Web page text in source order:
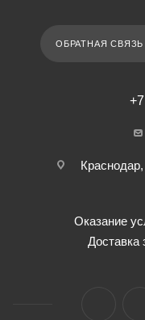
ОБРАТНАЯ СВЯЗЬ
Оказание
Доставка